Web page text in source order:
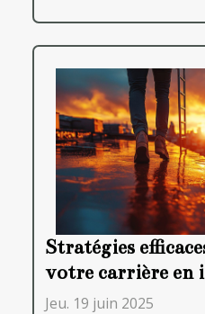
Stratégies
votre carrière en
Jeu. 19 juin 2025